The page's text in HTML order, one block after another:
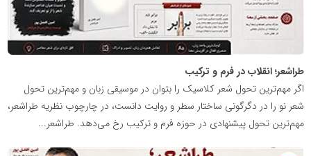
طراشعر؛ انقلاب در فرم و ترکیب
اگر مهم‌ترین تحول شعر کلاسیک را بتوان در موسیقی زبان و مهم‌ترین تحول
شعر نو را در دگرگونی ساختار سطر و روایت دانست، در چارچوب نظریه طراشعر،
مهم‌ترین تحول پیشنهادی در حوزه فرم و ترکیب رخ می‌دهد. طراشعر...